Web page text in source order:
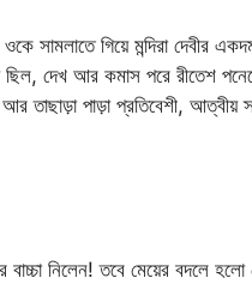
গিয়ে মন্দিরা দেবীর
ছিল, দেখ আর কমাস পরে রীতেশ
তাছাড়া পাড়া প্রতিবেশী, আত্বীয়
বাচ্চা নিলেন! তবে মেয়ের বদলে